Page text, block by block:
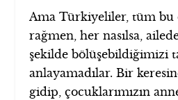
Ama Türkiyeliler, tüm
rağmen, her nasılsa,
şekilde bölüşebildiğimizi
anlayamadılar. Bir
gidip, çocuklarımızın